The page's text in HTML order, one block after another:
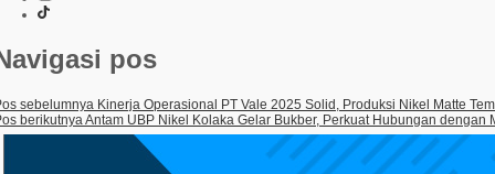
pos
sebelumnya Kinerja Operasional PT Vale 2025 Solid, Produksi Nikel Matte
berikutnyaAntam UBP Nikel Kolaka Gelar Bukber, Perkuat Hubungan dengan